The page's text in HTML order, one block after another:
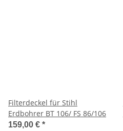
Filterdeckel für Stihl
Erdbohrer BT 106/ FS 86/106
159,00 € *